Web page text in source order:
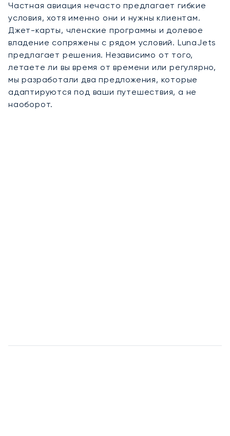
Частная авиация нечасто предлагает гибкие
условия, хотя именно они и нужны клиентам.
Джет-карты, членские программы и долевое
владение сопряжены с рядом условий. LunaJets
предлагает решения. Независимо от того,
летаете ли вы время от времени или регулярно,
мы разработали два предложения, которые
адаптируются под ваши путешествия, а не
наоборот.